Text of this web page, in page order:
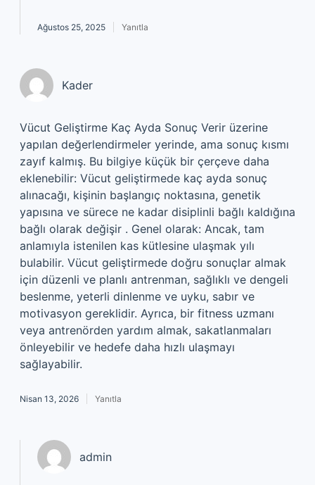
Ağustos 25, 2025 Yanıtla
Kader
Vücut Geliştirme Kaç Ayda Sonuç Verir üzerine
yapılan değerlendirmeler yerinde, ama sonuç kısmı
zayıf kalmış. Bu bilgiye küçük bir çerçeve daha
eklenebilir: Vücut geliştirmede kaç ayda sonuç
alınacağı, kişinin başlangıç noktasına, genetik
yapısına ve sürece ne kadar disiplinli bağlı kaldığına
bağlı olarak değişir . Genel olarak: Ancak, tam
anlamıyla istenilen kas kütlesine ulaşmak yılı
bulabilir. Vücut geliştirmede doğru sonuçlar almak
için düzenli ve planlı antrenman, sağlıklı ve dengeli
beslenme, yeterli dinlenme ve uyku, sabır ve
motivasyon gereklidir. Ayrıca, bir fitness uzmanı
veya antrenörden yardım almak, sakatlanmaları
önleyebilir ve hedefe daha hızlı ulaşmayı
sağlayabilir.
Nisan 13, 2026 Yanıtla
admin